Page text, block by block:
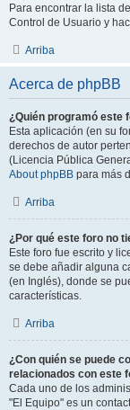
Para encontrar la lista
Control de Usuario y
Arriba
Acerca de phpBB
¿Quién programó este
Esta aplicación (en su
derechos de autor
(Licencia Pública
About phpBB para más
Arriba
¿Por qué este foro no
Este foro fue escrito y
se debe añadir alguna
(en Inglés), donde se
características.
Arriba
¿Con quién se puede
relacionados con este
Cada uno de los
"El Equipo" es un